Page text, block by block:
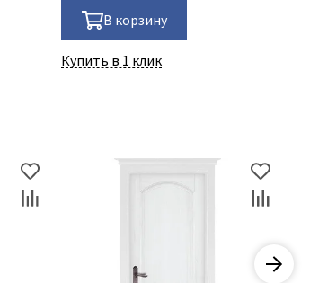
В корзину
Купить в 1 клик